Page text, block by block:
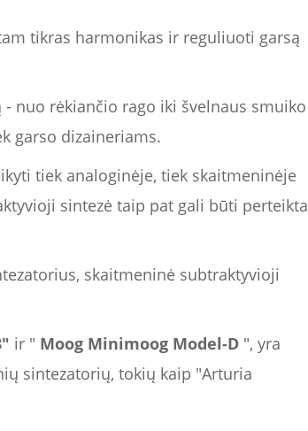
tikras harmonikas ir reguliuoti garsą
nuo rėkiančio rago iki švelnaus smuiko
garso dizaineriams.
tiek analoginėje, tiek skaitmeninėje
sintezė taip pat gali būti perteikta
skaitmeninė subtraktyvioji
ir " Moog Minimoog Model-D ", yra
sintezatorių, tokių kaip "Arturia